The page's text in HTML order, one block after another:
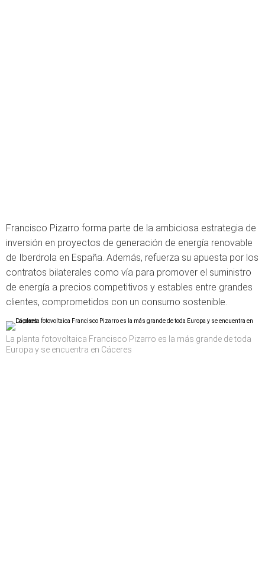
Francisco Pizarro forma parte de la ambiciosa estrategia de
inversión en proyectos de generación de energía renovable
de Iberdrola en España. Además, refuerza su apuesta por los
contratos bilaterales como vía para promover el suministro
de energía a precios competitivos y estables entre grandes
clientes, comprometidos con un consumo sostenible.
La planta fotovoltaica Francisco Pizarro es la más grande de toda
Europa y se encuentra en Cáceres